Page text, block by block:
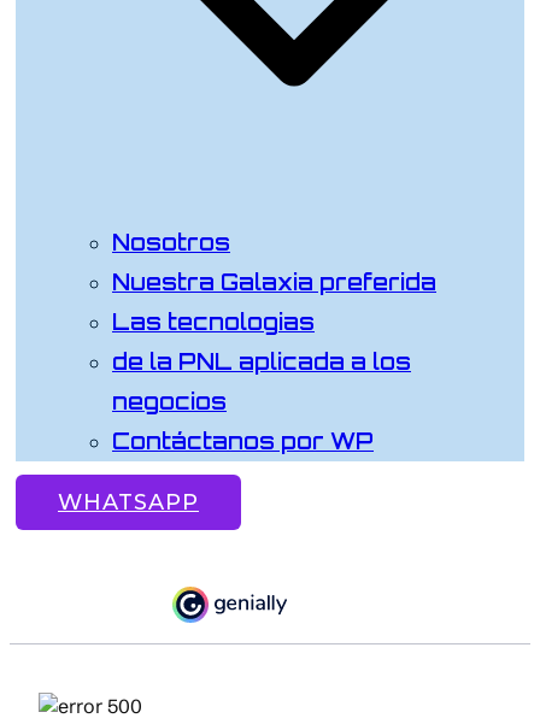
Nosotros
Nuestra Galaxia preferida
Las tecnologias
de la PNL aplicada a los
negocios
Contáctanos por WP
WHATSAPP